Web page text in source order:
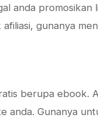
anda promosikan
gunanya
berupa ebook.
anda. Gunanya